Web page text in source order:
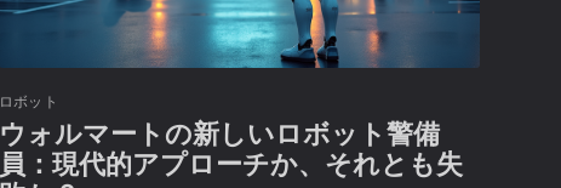
ロボット
ウォルマートの新しいロボット警備
員：現代的アプローチか、それとも失